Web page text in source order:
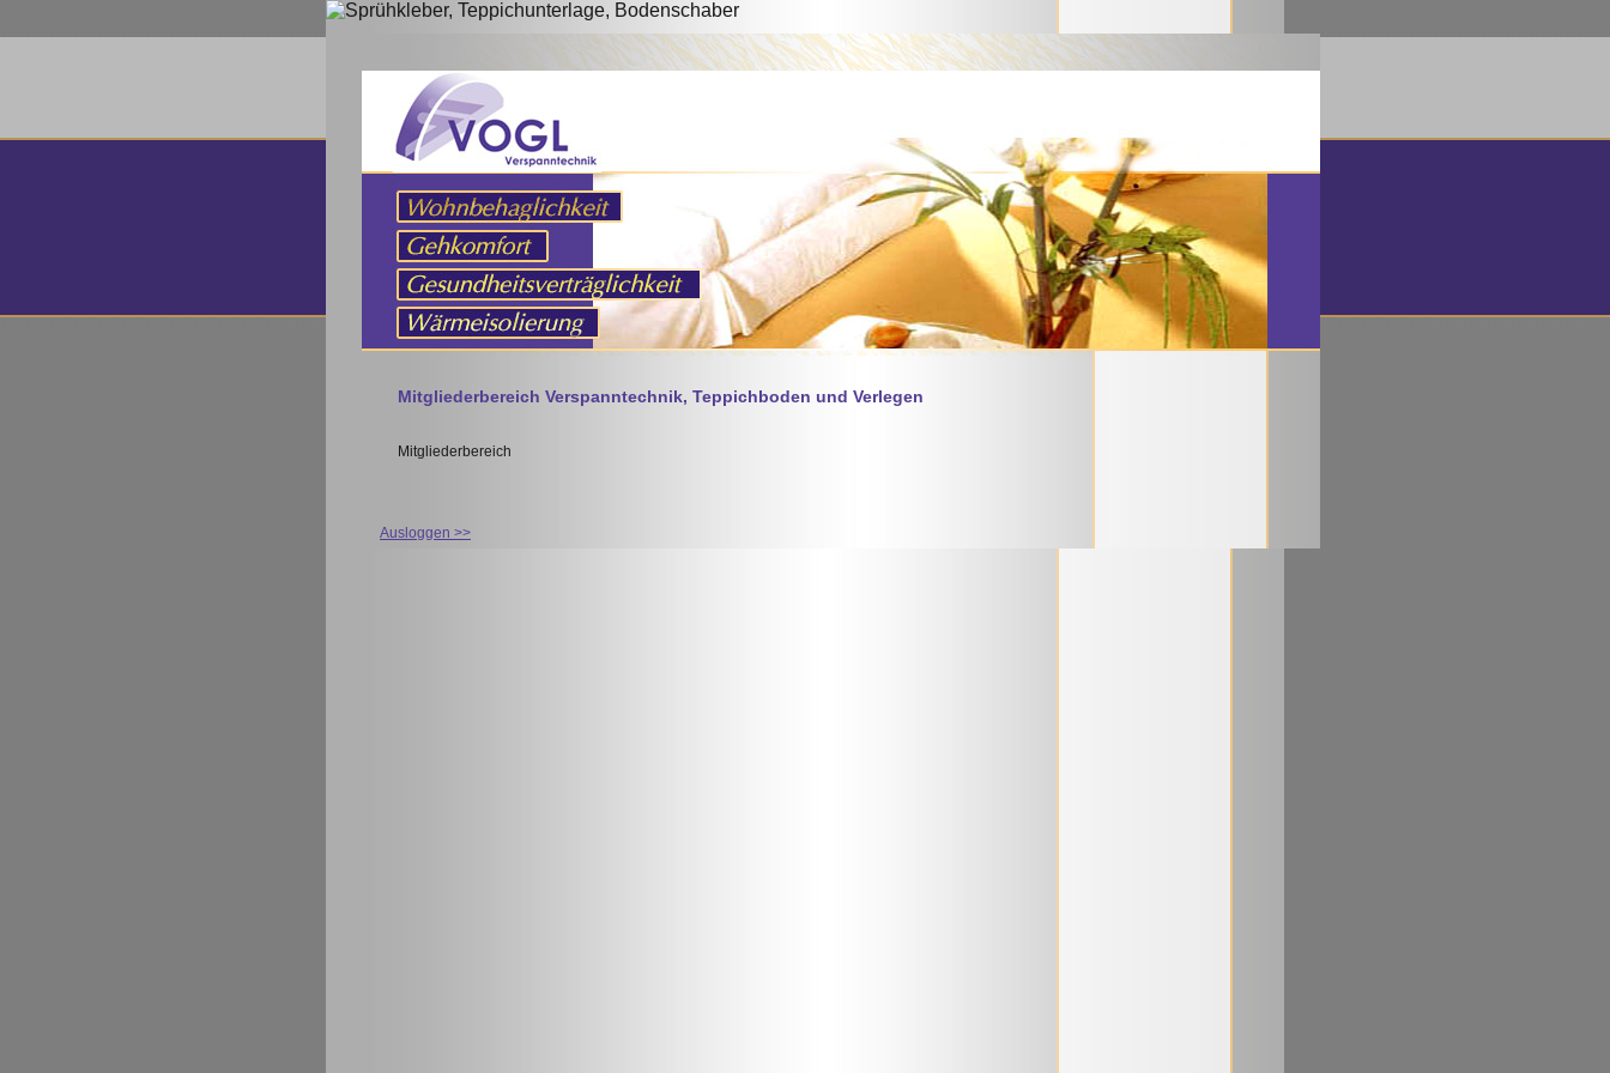
Mitgliederbereich Verspanntechnik, Teppichboden und Verlegen
Mitgliederbereich
Ausloggen >>